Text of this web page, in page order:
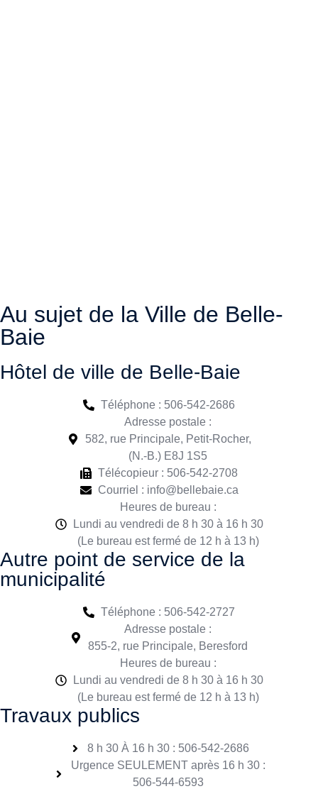
Au sujet de la Ville de Belle-
Baie
Hôtel de ville de Belle-Baie
Téléphone : 506-542-2686
Adresse postale :
582, rue Principale, Petit-Rocher,
(N.-B.) E8J 1S5
Télécopieur : 506-542-2708
Courriel : info@bellebaie.ca
Heures de bureau :
Lundi au vendredi de 8 h 30 à 16 h 30
(Le bureau est fermé de 12 h à 13 h)
Autre point de service de la
municipalité
Téléphone : 506-542-2727
Adresse postale :
855-2, rue Principale, Beresford
Heures de bureau :
Lundi au vendredi de 8 h 30 à 16 h 30
(Le bureau est fermé de 12 h à 13 h)
Travaux publics
8 h 30 À 16 h 30 : 506-542-2686
Urgence SEULEMENT après 16 h 30 :
506-544-6593